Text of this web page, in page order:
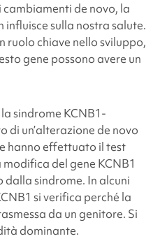
de novo, la
sulla nostra salute.
ruolo chiave nello sviluppo,
gene possono avere un
sindrome KCNB1-
di un’alterazione de novo
hanno effettuato il test
del gene KCNB1
sindrome. In alcuni
si verifica perché la
da un genitore. Si
dominante.